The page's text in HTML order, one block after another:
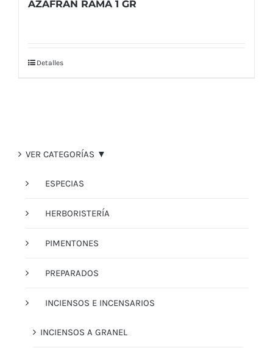
AZAFRAN RAMA 1 GR
Detalles
VER CATEGORÍAS ▼
ESPECIAS
HERBORISTERÍA
PIMENTONES
PREPARADOS
INCIENSOS E INCENSARIOS
INCIENSOS A GRANEL